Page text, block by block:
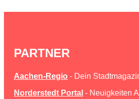
PARTNER
Aachen-Regio - Dein
Norderstedt Portal - Neuigkeiten